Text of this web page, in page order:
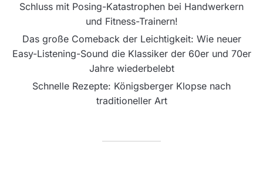
Schluss mit Posing-Katastrophen bei Handwerkern
und Fitness-Trainern!
Das große Comeback der Leichtigkeit: Wie neuer
Easy-Listening-Sound die Klassiker der 60er und 70er
Jahre wiederbelebt
Schnelle Rezepte: Königsberger Klopse nach
traditioneller Art